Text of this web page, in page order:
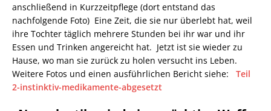
anschließend in Kurzzeitpflege (dort entstand das
nachfolgende Foto) Eine Zeit, die sie nur überlebt hat, weil
ihre Tochter täglich mehrere Stunden bei ihr war und ihr
Essen und Trinken angereicht hat. Jetzt ist sie wieder zu
Hause, wo man sie zurück zu holen versucht ins Leben.
Weitere Fotos und einen ausführlichen Bericht siehe: Teil
2-instinktiv-medikamente-abgesetzt